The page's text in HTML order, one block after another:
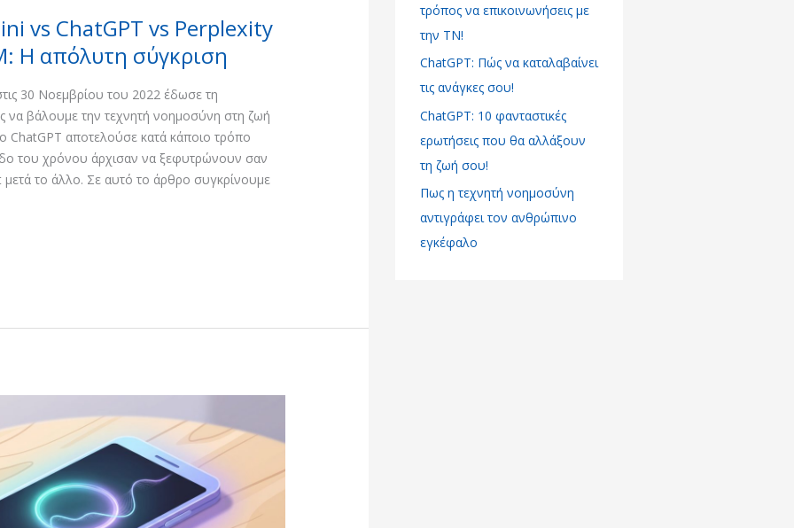
vs ChatGPT vs Perplexity
Η απόλυτη σύγκριση
30 Νοεμβρίου του 2022 έδωσε τη
να βάλουμε την τεχνητή νοημοσύνη στη ζωή
ChatGPT αποτελούσε κατά κάποιο τρόπο
του χρόνου άρχισαν να ξεφυτρώνουν σαν
μετά το άλλο. Σε αυτό το άρθρο συγκρίνουμε
α
:
τρόπος να επικοινωνήσεις με
την ΤΝ!
ChatGPT: Πώς να καταλαβαίνει
τις ανάγκες σου!
ChatGPT: 10 φανταστικές
ερωτήσεις που θα αλλάξουν
τη ζωή σου!
Πως η τεχνητή νοημοσύνη
αντιγράφει τον ανθρώπινο
εγκέφαλο